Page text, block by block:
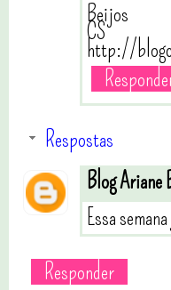
Beijos
CS
http://
Respostas
Blog Ariane
Essa
Responder